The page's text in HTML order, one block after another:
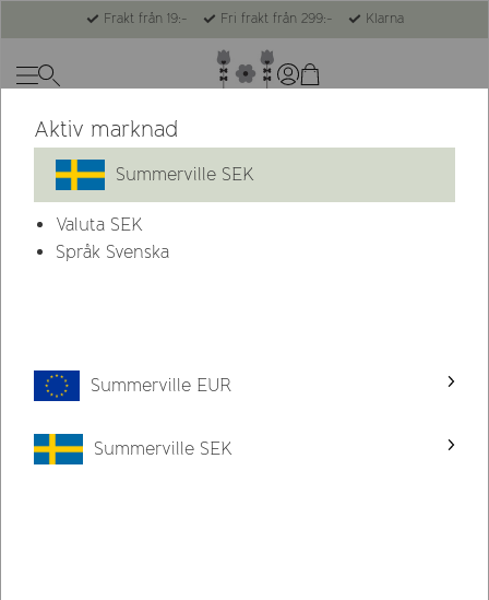
Frakt från 19:- Fri frakt från 299:- Klarna
Nyhet
Aktiv marknad
Summerville SEK
Valuta SEK
Språk Svenska
Summerville EUR
Summerville SEK